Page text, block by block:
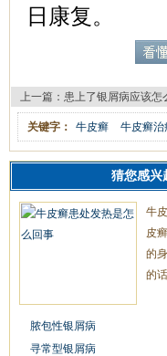
日康复。
上一篇： 患上了银屑病应该怎
关键字： 牛皮癣 牛皮癣治
猜您感兴
牛
皮
的
的
脓包性银屑病
寻常型银屑病